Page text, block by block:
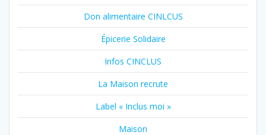
Don alimentaire CINLCUS
Épicerie Solidaire
Infos CINCLUS
La Maison recrute
Label « Inclus moi »
Maison